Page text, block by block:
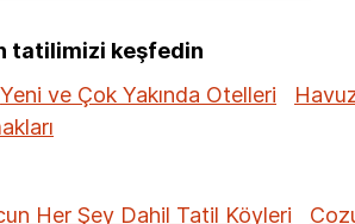
tatilimizi keşfedin
Yeni ve Çok Yakında Otelleri
Her Şey Dahil Tatil Köyleri